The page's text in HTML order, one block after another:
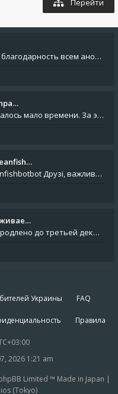
Перейти
Хочу выразить искреннюю благодарность всем анонимным пользователям, которые поддержали наше сообщество финансово. Благод
💡 Друзья, скажу прямо. Осталось мало времени. За это время нам нужно закрыть последние обязательные расходы: около 500
Звіти пишіть роботу @oceanfishbotbot Друзі, важливе повідомлення для учасників форума. Основне звернення опублікован
Доменное имя KIEV-X.COM продлено до третьей декады августа 2027 года! Спасибо всем анонимным пользователям, которые по
Украины FAQ
Правила
2026 1:21 am
Limited ™ Made in Japan |
(Tokyo)